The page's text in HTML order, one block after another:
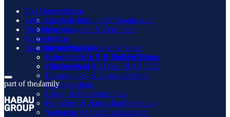
Das Unternehmen
Geschäftsführung & Organisation
Nachhaltigkeit & Zertifikate
Leistungen
Hochbau
Tiefbau
Straßenbau & Asphaltarbeiten
Rohrsanierung & Rohrüberprüfung
Glasfaserbau
Entsorgungs- & Umwelttechnik
Energietechnik
Labor- & Produkttechnik
Recycling & Baustoffaufbereitung
Stationäre Asphaltmischanlagen
Projekte
Karriere
Offene Stellen
Lehre bei HELD & FRANCKE
Arbeiten bei HELD & FRANCKE
Standorte und Kontakt
part of the family